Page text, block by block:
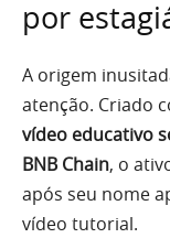
por
A origem
atenção. Criado
vídeo educativo
BNB Chain, o
após seu nome
vídeo tutorial.